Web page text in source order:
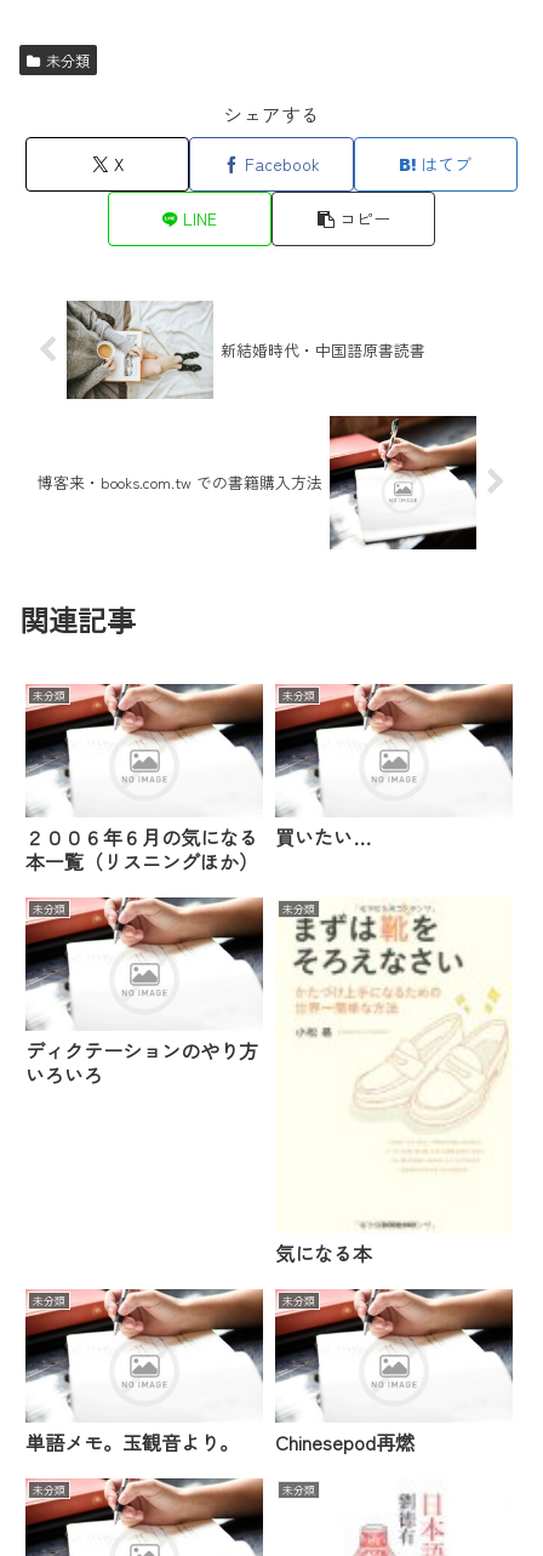
未分類
シェアする
X Facebook はてブ
LINE コピー
新結婚時代・中国語原書読書
博客来・books.com.tw での書籍購入方法
関連記事
未分類
２００６年６月の気になる
本一覧（リスニングほか）
未分類
買いたい…
未分類
ディクテーションのやり方
いろいろ
未分類
気になる本
未分類
単語メモ。玉観音より。
未分類
Chinesepod再燃
未分類 未分類